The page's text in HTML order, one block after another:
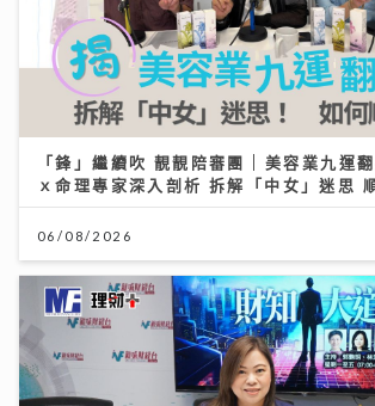
「鋒」繼續吹 靚靚陪審團 | 美容業九運
ｘ命理專家深入剖析 拆解「中女」迷思
06/08/2026